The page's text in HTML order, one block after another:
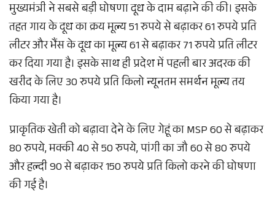
मुख्यमंत्री ने सबसे बड़ी घोषणा दूध के दाम बढ़ाने की की। इसके
तहत गाय के दूध का क्रय मूल्य 51 रुपये से बढ़ाकर 61 रुपये प्रति
लीटर और भैंस के दूध का मूल्य 61 से बढ़ाकर 71 रुपये प्रति लीटर
कर दिया गया है। इसके साथ ही प्रदेश में पहली बार अदरक की
खरीद के लिए 30 रुपये प्रति किलो न्यूनतम समर्थन मूल्य तय
किया गया है।
प्राकृतिक खेती को बढ़ावा देने के लिए गेहूं का MSP 60 से बढ़ाकर
80 रुपये, मक्की 40 से 50 रुपये, पांगी का जौ 60 से 80 रुपये
और हल्दी 90 से बढ़ाकर 150 रुपये प्रति किलो करने की घोषणा
की गई है।